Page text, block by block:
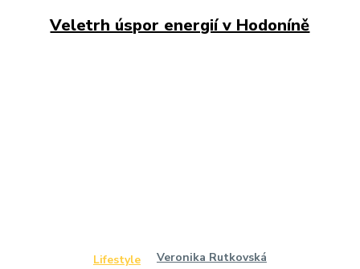
Veletrh úspor energií v Hodoníně
Lifestyle Veronika Rutkovská